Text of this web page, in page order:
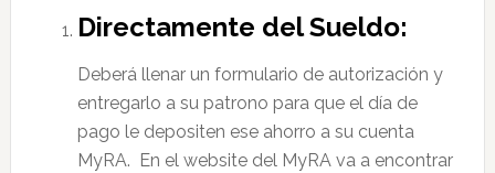
Directamente del Sueldo:
Deberá llenar un formulario de autorización y
entregarlo a su patrono para que el día de
pago le depositen ese ahorro a su cuenta
MyRA. En el website del MyRA va a encontrar